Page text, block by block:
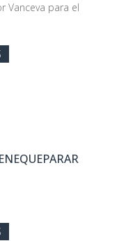
Vanceva para el